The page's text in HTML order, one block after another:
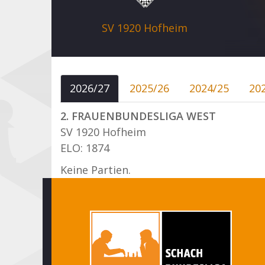
SV 1920 Hofheim
2026/27 2025/26 2024/25
2. FRAUENBUNDESLIGA WEST
SV 1920 Hofheim
ELO: 1874
Keine Partien.